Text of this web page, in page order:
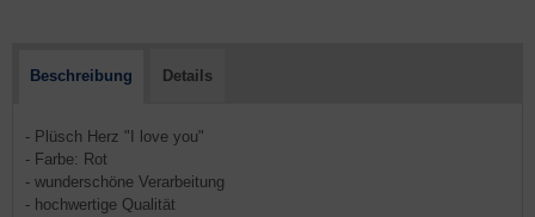
Beschreibung Details
- Plüsch Herz "I love you"
- Farbe: Rot
- wunderschöne Verarbeitung
- hochwertige Qualität